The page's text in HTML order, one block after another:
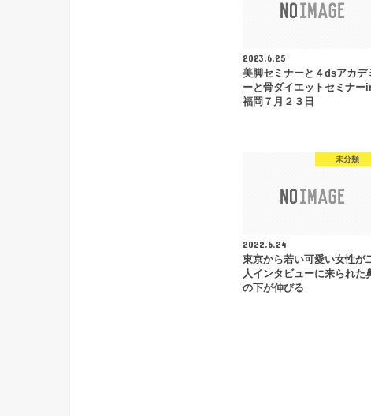
2023.6.25
美脚セミナーと４dsアカデ
ーと骨ダイエットセミナー
福岡７月２３日
未分類
2022.6.24
東京から若い可愛い女性が
人インタビューに来られた
の下が伸びる